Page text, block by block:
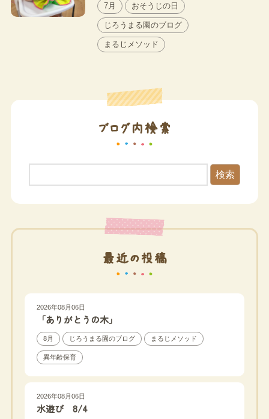
7月 おそうじの日
じろうまる園のブログ
まるじメソッド
ブログ内検索
検索
最近の投稿
2026年08月06日
「ありがとうの木」
8月 じろうまる園のブログ まるじメソッド
異年齢保育
2026年08月06日
水遊び 8/4